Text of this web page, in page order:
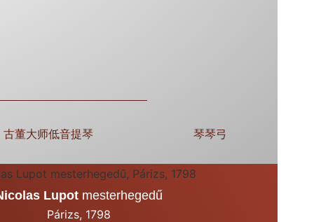
古董大师低音提琴 琴琴弓
Lupot mesterhegedű
Párizs, 1798